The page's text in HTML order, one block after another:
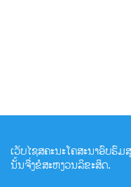
ເວັບໄຊສຄະນະໂຄສະນາອົບຮົ
ນັ້ນຈື່ງຂໍສະຫງວນລິຂະສິດ.